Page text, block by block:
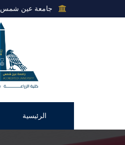
جامعة عين شمس
الرئيسية